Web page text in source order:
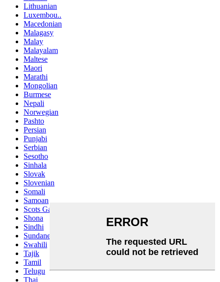
Lithuanian
Luxembou..
Macedonian
Malagasy
Malay
Malayalam
Maltese
Maori
Marathi
Mongolian
Burmese
Nepali
Norwegian
Pashto
Persian
Punjabi
Serbian
Sesotho
Sinhala
Slovak
Slovenian
Somali
Samoan
Scots Gaelic
Shona
Sindhi
Sundanese
Swahili
Tajik
Tamil
Telugu
Thai